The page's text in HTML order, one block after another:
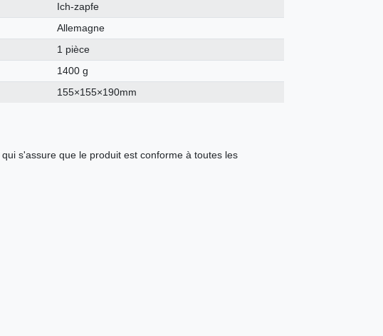
Ich-zapfe
Allemagne
1 pièce
1400 g
155×155×190mm
s'assure que le produit est conforme à toutes les